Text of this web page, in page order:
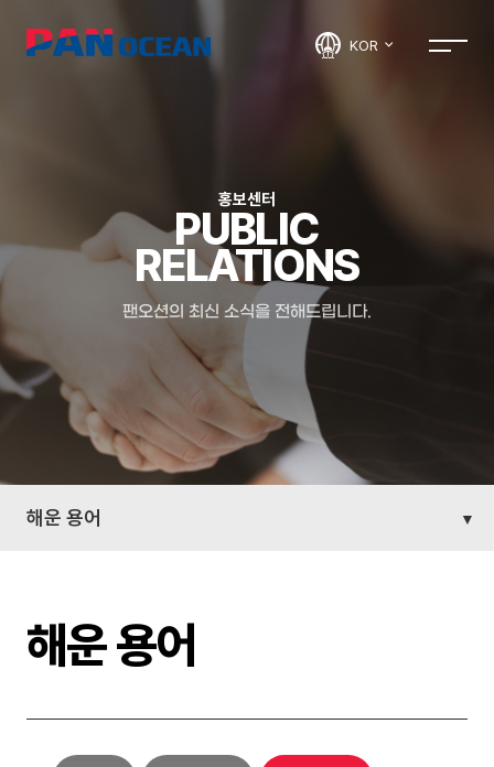
KOR
홍보센터
PUBLIC
RELATIONS
팬오션의 최신 소식을 전해드립니다.
해운 용어
해운 용어